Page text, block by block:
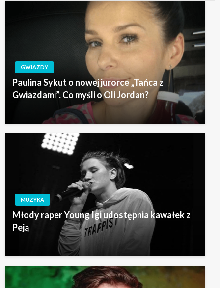
GWIAZDY
Paulina Sykut o nowej jurorce „Tańca z
Gwiazdami”. Co myśli o Oli Jordan?
MUZYKA
Młody raper Young Igi udostępnia kawałek z
Peją